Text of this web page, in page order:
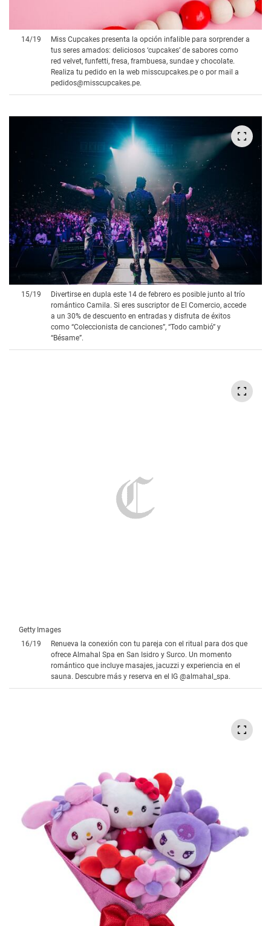
14/19
Miss Cupcakes presenta la opción infalible para sorprender a
tus seres amados: deliciosos ‘cupcakes’ de sabores como
red velvet, funfetti, fresa, frambuesa, sundae y chocolate.
Realiza tu pedido en la web misscupcakes.pe o por mail a
pedidos@misscupcakes.pe.
15/19
Divertirse en dupla este 14 de febrero es posible junto al trío
romántico Camila. Si eres suscriptor de El Comercio, accede
a un 30% de descuento en entradas y disfruta de éxitos
como “Coleccionista de canciones”, “Todo cambió” y
“Bésame”.
Getty Images
16/19
Renueva la conexión con tu pareja con el ritual para dos que
ofrece Almahal Spa en San Isidro y Surco. Un momento
romántico que incluye masajes, jacuzzi y experiencia en el
sauna. Descubre más y reserva en el IG @almahal_spa.